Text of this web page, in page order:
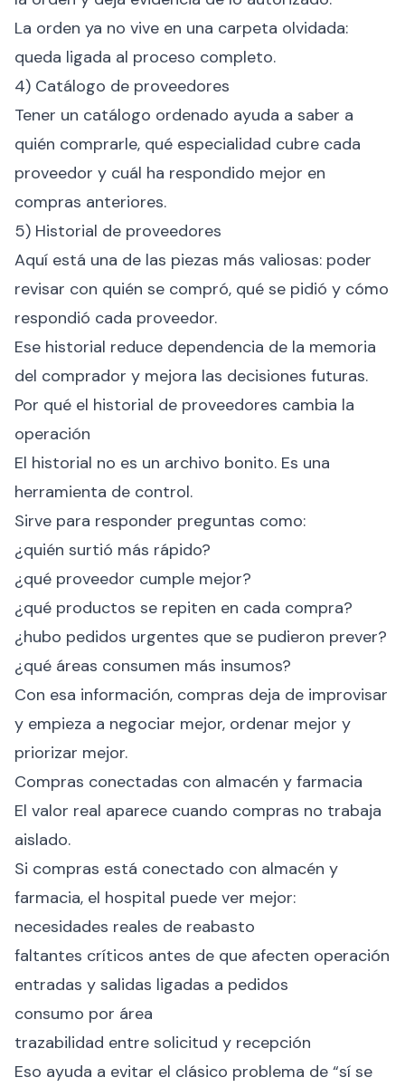
La orden ya no vive en una carpeta olvidada:
queda ligada al proceso completo.
4) Catálogo de proveedores
Tener un catálogo ordenado ayuda a saber a
quién comprarle, qué especialidad cubre cada
proveedor y cuál ha respondido mejor en
compras anteriores.
5) Historial de proveedores
Aquí está una de las piezas más valiosas: poder
revisar con quién se compró, qué se pidió y cómo
respondió cada proveedor.
Ese historial reduce dependencia de la memoria
del comprador y mejora las decisiones futuras.
Por qué el historial de proveedores cambia la
operación
El historial no es un archivo bonito. Es una
herramienta de control.
Sirve para responder preguntas como:
¿quién surtió más rápido?
¿qué proveedor cumple mejor?
¿qué productos se repiten en cada compra?
¿hubo pedidos urgentes que se pudieron prever?
¿qué áreas consumen más insumos?
Con esa información, compras deja de improvisar
y empieza a negociar mejor, ordenar mejor y
priorizar mejor.
Compras conectadas con almacén y farmacia
El valor real aparece cuando compras no trabaja
aislado.
Si compras está conectado con almacén y
farmacia, el hospital puede ver mejor:
necesidades reales de reabasto
faltantes críticos antes de que afecten operación
entradas y salidas ligadas a pedidos
consumo por área
trazabilidad entre solicitud y recepción
Eso ayuda a evitar el clásico problema de “sí se